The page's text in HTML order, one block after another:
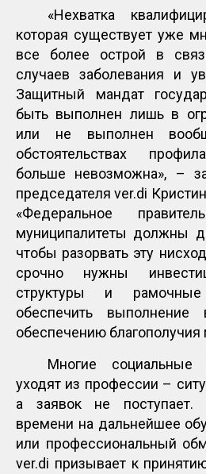
«Нехватка
которая существует уже
все более острой в
случаев заболевания и
Защитный мандат
быть выполнен лишь в
или не выполнен
обстоятельствах
больше невозможна», –
председателя ver.di
«Федеральное
муниципалитеты должны
чтобы разорвать эту
срочно нужны
структуры и
обеспечить
обеспечению
Многие социальные
уходят из профессии –
а заявок не поступает.
времени на дальнейшее
или профессиональный
ver.di призывает к